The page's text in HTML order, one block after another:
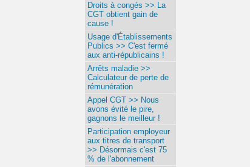
Droits à congés >> La
CGT obtient gain de
cause !
Usage d'Établissements
Publics >> C'est fermé
aux anti-républicains !
Arrêts maladie >>
Calculateur de perte de
rémunération
Appel CGT >> Nous
avons évité le pire,
gagnons le meilleur !
Participation employeur
aux titres de transport
>> Désormais c'est 75
% de l'abonnement